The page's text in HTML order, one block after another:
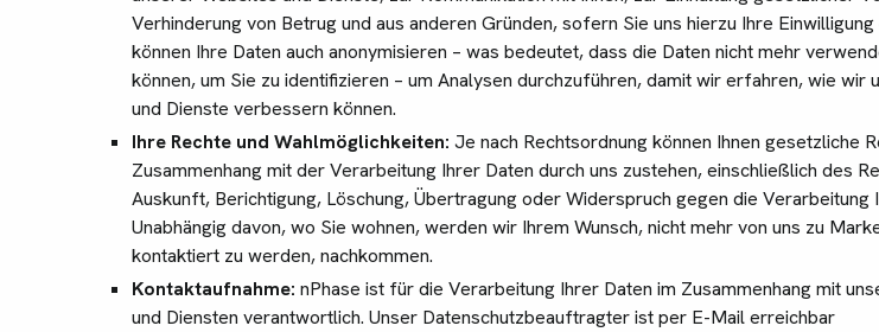
Verhinderung von Betrug und aus anderen Gründen, sofern Sie uns hierzu Ihre
können Ihre Daten auch anonymisieren – was bedeutet, dass die Daten nicht mehr
können, um Sie zu identifizieren – um Analysen durchzuführen, damit wir erfahren, wie wir
und Dienste verbessern können.
Ihre Rechte und Wahlmöglichkeiten: Je nach Rechtsordnung können Ihnen gesetzliche
Zusammenhang mit der Verarbeitung Ihrer Daten durch uns zustehen, einschließlich des
Auskunft, Berichtigung, Löschung, Übertragung oder Widerspruch gegen die Verarbeitung
Unabhängig davon, wo Sie wohnen, werden wir Ihrem Wunsch, nicht mehr von uns zu
kontaktiert zu werden, nachkommen.
Kontaktaufnahme: nPhase ist für die Verarbeitung Ihrer Daten im Zusammenhang mit
und Diensten verantwortlich. Unser Datenschutzbeauftragter ist per E-Mail erreichbar